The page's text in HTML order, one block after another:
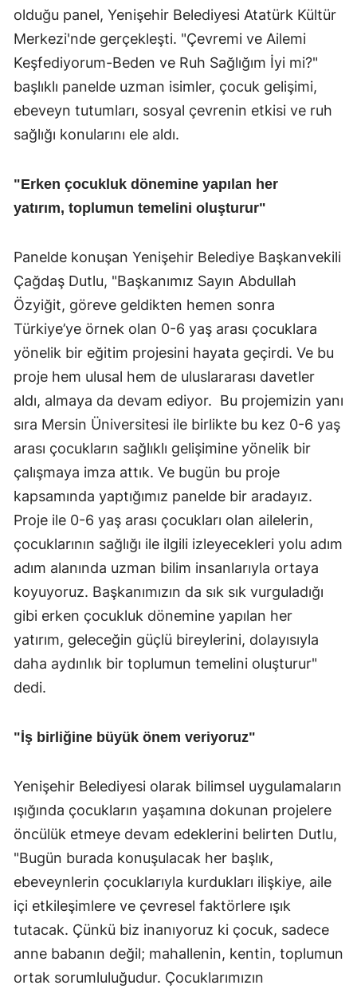
olduğu panel, Yenişehir Belediyesi Atatürk Kültür
Merkezi'nde gerçekleşti. "Çevremi ve Ailemi
Keşfediyorum-Beden ve Ruh Sağlığım İyi mi?"
başlıklı panelde uzman isimler, çocuk gelişimi,
ebeveyn tutumları, sosyal çevrenin etkisi ve ruh
sağlığı konularını ele aldı.
"Erken çocukluk dönemine yapılan her
yatırım, toplumun temelini oluşturur"
Panelde konuşan Yenişehir Belediye Başkanvekili
Çağdaş Dutlu, "Başkanımız Sayın Abdullah
Özyiğit, göreve geldikten hemen sonra
Türkiye’ye örnek olan 0-6 yaş arası çocuklara
yönelik bir eğitim projesini hayata geçirdi. Ve bu
proje hem ulusal hem de uluslararası davetler
aldı, almaya da devam ediyor. Bu projemizin yanı
sıra Mersin Üniversitesi ile birlikte bu kez 0-6 yaş
arası çocukların sağlıklı gelişimine yönelik bir
çalışmaya imza attık. Ve bugün bu proje
kapsamında yaptığımız panelde bir aradayız.
Proje ile 0-6 yaş arası çocukları olan ailelerin,
çocuklarının sağlığı ile ilgili izleyecekleri yolu adım
adım alanında uzman bilim insanlarıyla ortaya
koyuyoruz. Başkanımızın da sık sık vurguladığı
gibi erken çocukluk dönemine yapılan her
yatırım, geleceğin güçlü bireylerini, dolayısıyla
daha aydınlık bir toplumun temelini oluşturur"
dedi.
"İş birliğine büyük önem veriyoruz"
Yenişehir Belediyesi olarak bilimsel uygulamaların
ışığında çocukların yaşamına dokunan projelere
öncülük etmeye devam edeklerini belirten Dutlu,
"Bugün burada konuşulacak her başlık,
ebeveynlerin çocuklarıyla kurdukları ilişkiye, aile
içi etkileşimlere ve çevresel faktörlere ışık
tutacak. Çünkü biz inanıyoruz ki çocuk, sadece
anne babanın değil; mahallenin, kentin, toplumun
ortak sorumluluğudur. Çocuklarımızın